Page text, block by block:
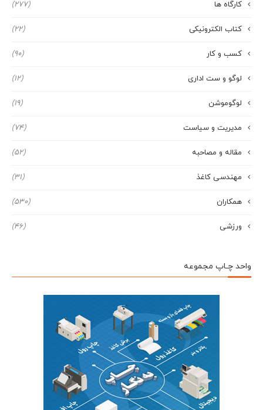
کارگاه ها (277)
کتاب الکترونیکی (22)
کسب و کار (90)
لوگو و ست اداری (12)
لوگوموشن (19)
مدیریت و سیاست (74)
مقاله و مصاحبه (52)
مهندسی کاغذ (31)
همکاران (530)
ورزشی (46)
واحد چـاپ مجموعه